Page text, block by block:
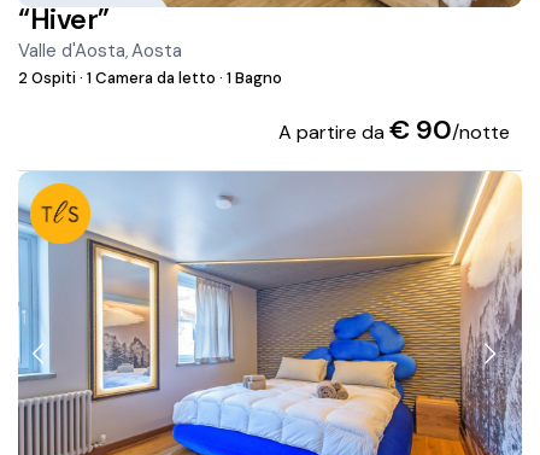
“Hiver”
Valle d'Aosta,Aosta
2 Ospiti· 1 Camera da letto· 1 Bagno
A partire da€ 90/notte